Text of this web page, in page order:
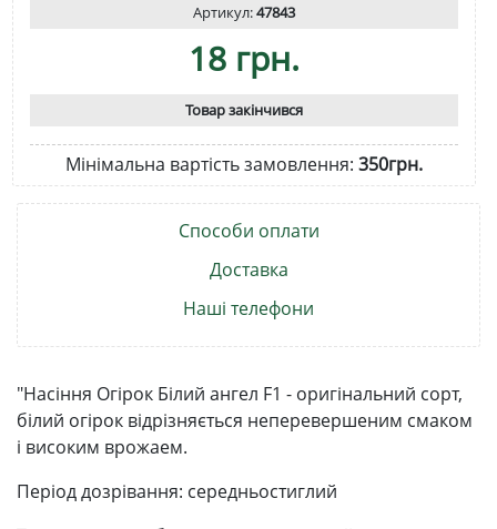
Артикул:47843
18 грн.
Товар закінчився
Мінімальна вартість замовлення: 350грн.
Способи оплати
Доставка
Наші телефони
"Насіння Огірок Білий ангел F1 - оригінальний сорт,
білий огірок відрізняється неперевершеним смаком
і високим врожаем.
Період дозрівання: середньостиглий